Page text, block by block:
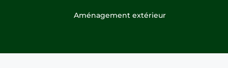
Aménagement extérieur